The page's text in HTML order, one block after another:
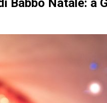
Babbo Natale: